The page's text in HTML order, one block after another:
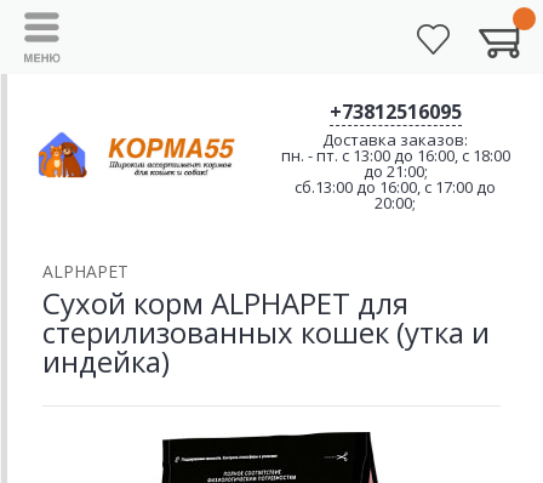
+73812516095
Доставка заказов:
пн. - пт. с 13:00 до 16:00, с 18:00
до 21:00;
сб.13:00 до 16:00, с 17:00 до
20:00;
ALPHAPET
Сухой корм ALPHAPET для
стерилизованных кошек (утка и
индейка)